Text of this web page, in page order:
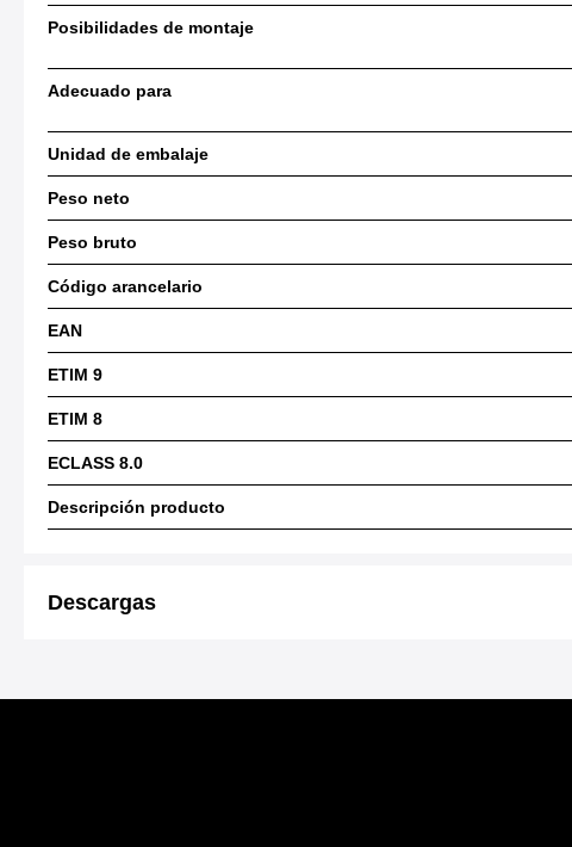
Posibilidades de montaje
Adecuado para
Unidad de embalaje
Peso neto
Peso bruto
Código arancelario
EAN
ETIM 9
ETIM 8
ECLASS 8.0
Descripción producto
Descargas